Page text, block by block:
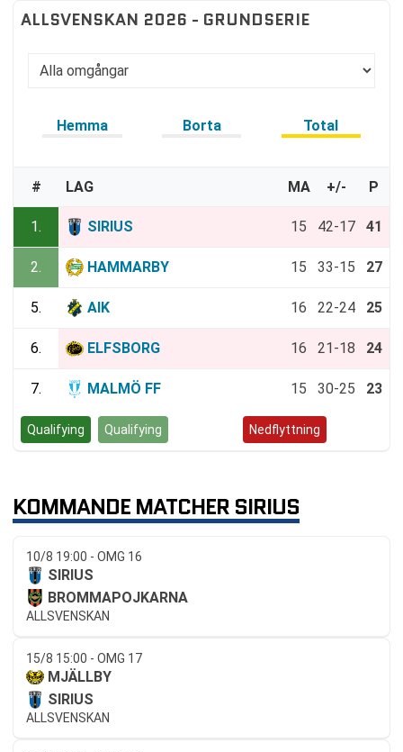
ALLSVENSKAN 2026 - GRUNDSERIE
Hemma Borta Total
# LAG MA +/- P
1. SIRIUS 15 42-17 41
2. HAMMARBY 15 33-15 27
5. AIK 16 22-24 25
6. ELFSBORG 16 21-18 24
7. MALMÖ FF 15 30-25 23
Qualifying Qualifying Nedflyttning
KOMMANDE MATCHER SIRIUS
10/8 19:00 - OMG 16
SIRIUS
BROMMAPOJKARNA
ALLSVENSKAN
15/8 15:00 - OMG 17
MJÄLLBY
SIRIUS
ALLSVENSKAN